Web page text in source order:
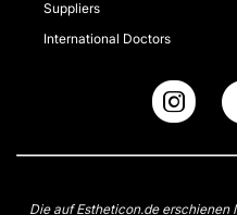
Suppliers
International Doctors
Die auf Estheticon.de erschienen